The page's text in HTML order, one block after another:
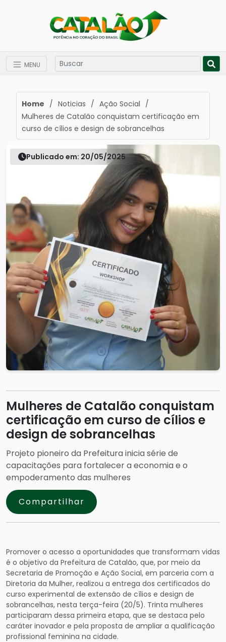
MENU
Home / Noticias / Ação Social /
Mulheres de Catalão conquistam certificação em
curso de cílios e design de sobrancelhas
Publicado em: 20/05/2025
Mulheres de Catalão conquistam
certificação em curso de cílios e
design de sobrancelhas
Projeto pioneiro da Prefeitura inicia série de
capacitações para fortalecer a economia e o
empoderamento das mulheres
Compartilhar
Promover o acesso a oportunidades que transformam vidas
é o objetivo da Prefeitura de Catalão, que, por meio da
Secretaria de Promoção e Ação Social, em parceria com a
Diretoria da Mulher, realizou a entrega dos certificados do
curso experimental de extensão de cílios e design de
sobrancelhas, nesta terça-feira (20/5). Trinta mulheres
participaram dessa primeira etapa, que se destaca pelo
caráter inovador e pela proposta de ampliar a qualificação
profissional feminina na cidade.